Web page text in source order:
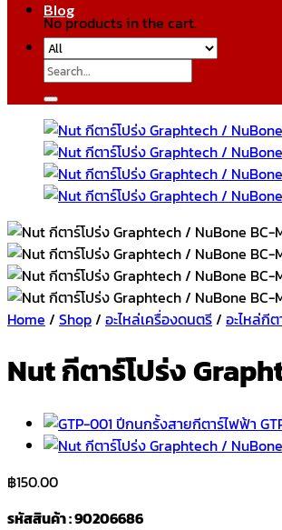
No products in the cart.
Blog
Search
for:
Home / Shop/ อะไหล่เครื่องดนตรี/ อะไหล่กีต
Nut กีตาร์โปร่ง
฿150.00
รหัสสินค้า : 90206686